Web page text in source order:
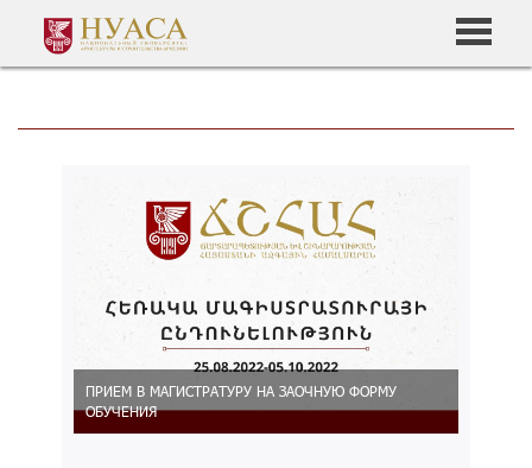
ПРИЕМ В МАГИСТРАТУРУ НА ЗАОЧНУЮ ФОРМУ
ОБУЧЕНИЯ